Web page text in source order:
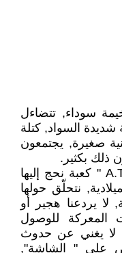
سوداء, تتضاءل
السواد, كتلة
صغيرة, يجتمعون
ذلك بكثير.
ذلك حالنا حين أصبحت ماكينة " A.T.M " كعبة نحج إليها
نتحلّق حولها
يردعنا هجير أو
المعركة للوصول
لا يغني عن حدوث
على " الشاشة",